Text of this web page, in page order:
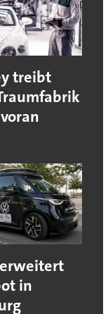
treibt
in